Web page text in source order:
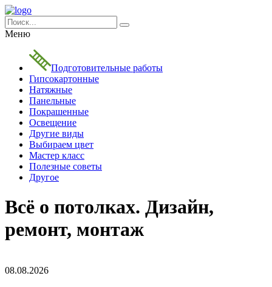
Меню
Подготовительные работы
Гипсокартонные
Натяжные
Панельные
Покрашенные
Освещение
Другие виды
Выбираем цвет
Мастер класс
Полезные советы
Другое
Всё о потолках. Дизайн,
ремонт, монтаж
08.08.2026